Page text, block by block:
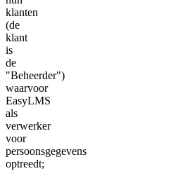
klanten
(de
klant
is
de
"Beheerder")
waarvoor
EasyLMS
als
verwerker
voor
persoonsgegevens
optreedt;